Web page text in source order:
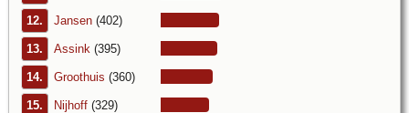
12. Jansen (402)
13. Assink (395)
14. Groothuis (360)
15. Nijhoff (329)